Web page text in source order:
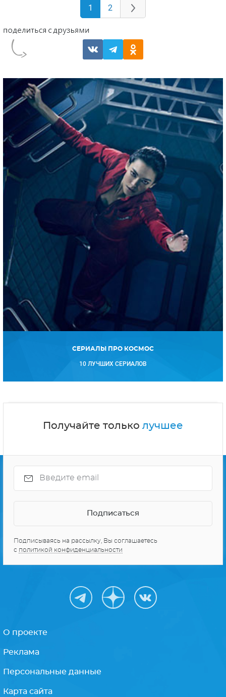
1 2
СЕРИАЛЫ ПРО КОСМОС
10 ЛУЧШИХ СЕРИАЛОВ
Получайте только лучшее
Подписываясь на рассылку, Вы соглашаетесь
с политикой конфиденциальности
О проекте
Реклама
Персональные данные
Карта сайта